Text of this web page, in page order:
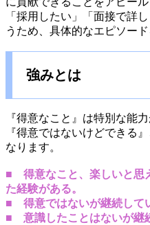
「採用したい」「面接で詳
うため、具体的なエピソー
強みとは
『得意なこと』は特別な能
『得意ではないけどできる
なります。
■ 得意なこと、楽しいと思
た経験がある。
■ 得意ではないが継続して
■ 意識したことはないが継